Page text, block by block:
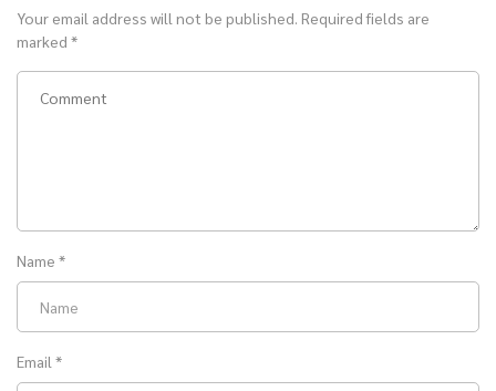
Your email address will not be published. Required fields are
marked *
Name *
Email *